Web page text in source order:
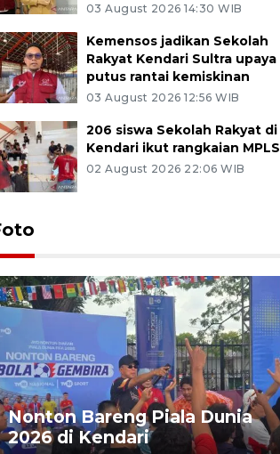
03 August 2026 14:30 WIB
Kemensos jadikan Sekolah
Rakyat Kendari Sultra upaya
putus rantai kemiskinan
03 August 2026 12:56 WIB
206 siswa Sekolah Rakyat di
Kendari ikut rangkaian MPLS
02 August 2026 22:06 WIB
Nonton Bareng Piala Dunia
2026 di Kendari